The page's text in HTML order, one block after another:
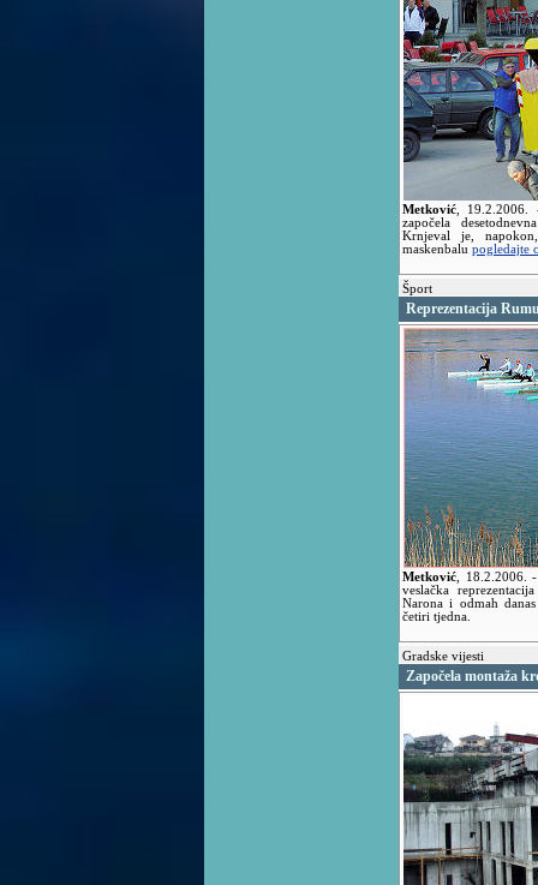
Metković 19.2.2006.
započela
Krnjeval je,
maskenbalu pogledajte
Šport
Reprezentacija
Metković 18.2.2006.
veslačka
Narona i odmah
četiri tjedna.
Gradske vijesti
Započela montaža